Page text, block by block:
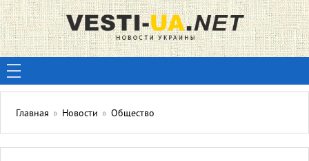
Главная » Новости » Общество